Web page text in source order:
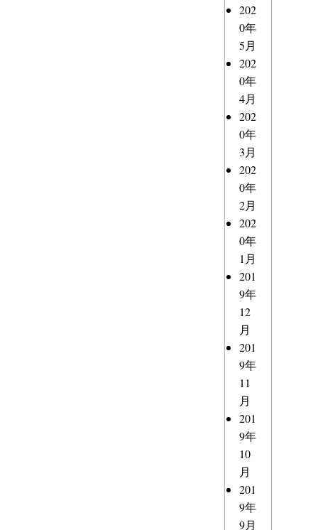
202
0年
5月
202
0年
4月
202
0年
3月
202
0年
2月
202
0年
1月
201
9年
12
月
201
9年
11
月
201
9年
10
月
201
9年
9月